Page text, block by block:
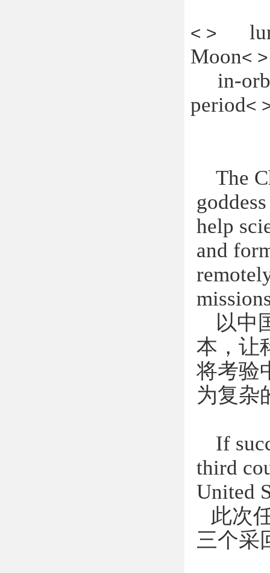
< >
Moon< >
in-
period<
The
help
and
以中
本，让
将考验
为复杂
If
third
United
此次
三个采